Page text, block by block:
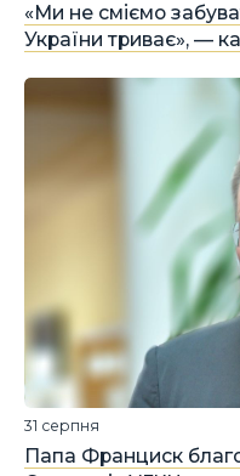
«Ми не сміємо
України триває», —
Папа Франциск
31 серпня